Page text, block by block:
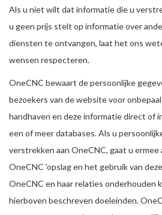
Als u niet wilt dat informatie die u
u geen prijs stelt op informatie over
diensten te ontvangen, laat het ons
wensen respecteren.
OneCNC bewaart de persoonlijke
bezoekers van de website voor
handhaven en deze informatie direct of
een of meer databases. Als u
verstrekken aan OneCNC, gaat u
OneCNC 'opslag en het gebruik van
OneCNC en haar relaties onderhouden
hierboven beschreven doeleinden.